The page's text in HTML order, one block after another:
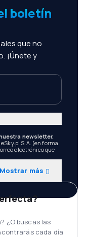
boletín
que no
¡Únete y
newsletter.
S.A. (en forma
electrónico que
Mostrar más
¿O buscas las
cada día